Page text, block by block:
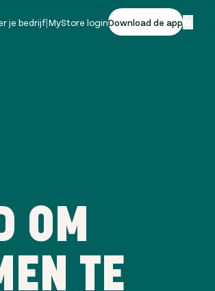
je bedrijf|MyStore loginDownload de app
OM
TE